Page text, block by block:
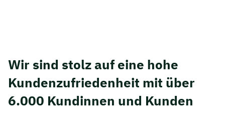
Wir sind stolz auf eine hohe
Kunden­zufriedenheit mit über
6.000 Kundinnen und Kunden